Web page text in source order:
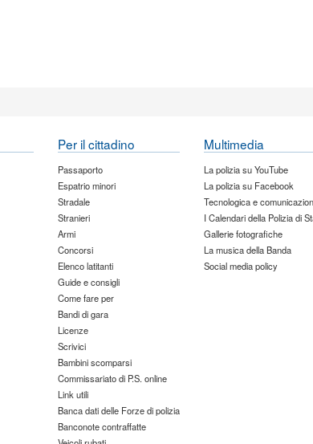
Per il cittadino
Passaporto
Espatrio minori
Stradale
Stranieri
Armi
Concorsi
Elenco latitanti
Guide e consigli
Come fare per
Bandi di gara
Licenze
Scrivici
Bambini scomparsi
Commissariato di P.S. online
Link utili
Banca dati delle Forze di polizia
Banconote contraffatte
Multimedia
La polizia su YouTube
La polizia su Facebook
Tecnologica e
I Calendari della Polizia di
Gallerie fotografiche
La musica della Banda
Social media policy